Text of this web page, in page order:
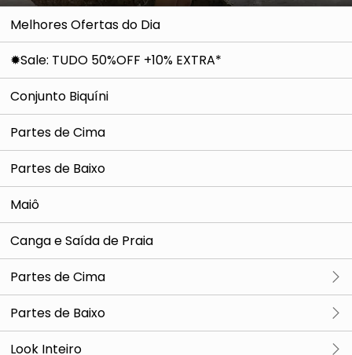
Melhores Ofertas do Dia
✹Sale: TUDO 50%OFF +10% EXTRA*
Conjunto Biquíni
Partes de Cima
Partes de Baixo
Maiô
Canga e Saída de Praia
Partes de Cima
Ver tudo
Tricot e Cardigan
Partes de Baixo
Ver tudo
Look Inteiro